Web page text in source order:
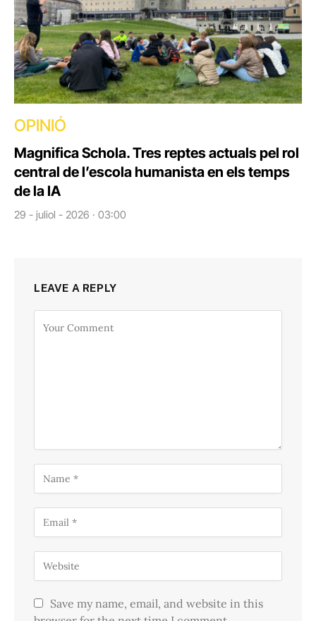
OPINIÓ
Magnifica Schola. Tres reptes actuals pel rol
central de l’escola humanista en els temps
de la IA
29 - juliol - 2026 · 03:00
LEAVE A REPLY
Save my name, email, and website in this